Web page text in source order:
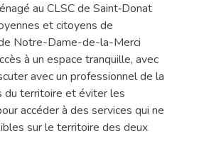
au CLSC de Saint‑Donat
et citoyens de
Notre-Dame-de-la-Merci
à un espace tranquille, avec
avec un professionnel de la
du territoire et éviter les
accéder à des services qui ne
sur le territoire des deux